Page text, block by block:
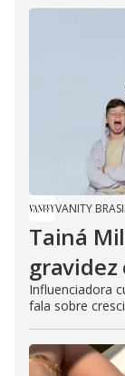
VANITY
Tainá
gravidez
Influenciadora
fala sobre